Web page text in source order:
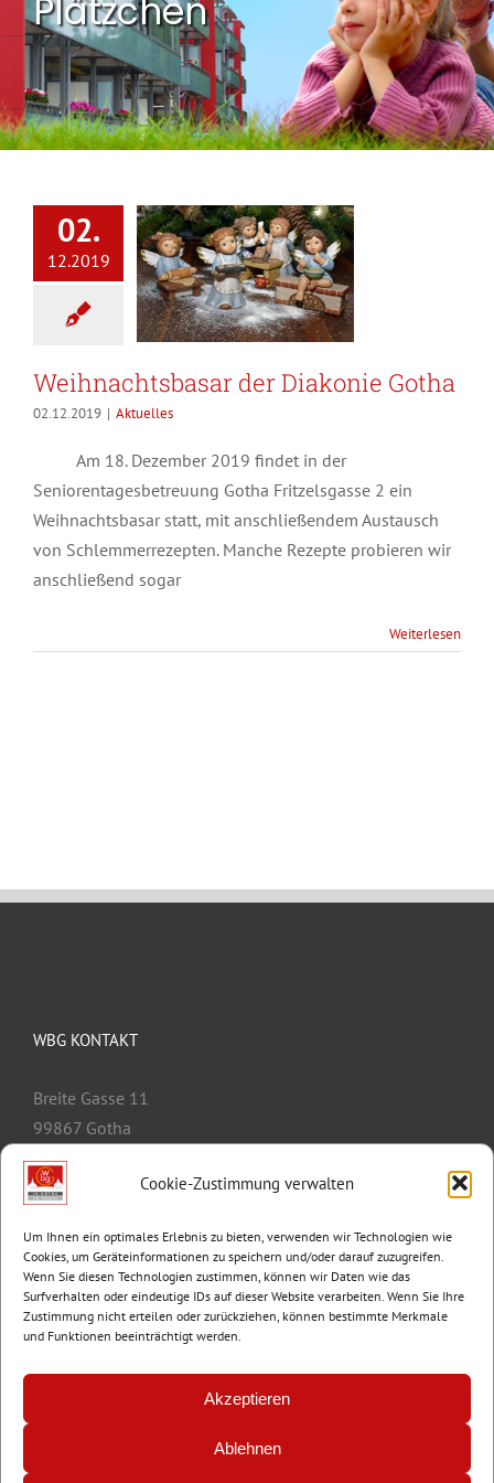
Cookie-Zustimmung verwalten
Um Ihnen ein optimales Erlebnis zu bieten, verwenden wir Technologien wie
Cookies, um Geräteinformationen zu speichern und/oder darauf zuzugreifen.
Wenn Sie diesen Technologien zustimmen, können wir Daten wie das
Surfverhalten oder eindeutige IDs auf dieser Website verarbeiten. Wenn Sie Ihre
Zustimmung nicht erteilen oder zurückziehen, können bestimmte Merkmale
und Funktionen beeinträchtigt werden.
Akzeptieren
Ablehnen
Plätzchen
02.
12.2019
Weihnachtsbasar der Diakonie Gotha
02.12.2019 | Aktuelles
Am 18. Dezember 2019 findet in der
Seniorentagesbetreuung Gotha Fritzelsgasse 2 ein
Weihnachtsbasar statt, mit anschließendem Austausch
von Schlemmerrezepten. Manche Rezepte probieren wir
anschließend sogar
Weiterlesen
WBG KONTAKT
Breite Gasse 11
99867 Gotha
Telefon:
E-Mail:
info@wbg-gotha.de